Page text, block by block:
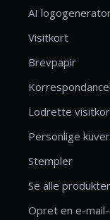
AI
Visitkort
Brevpapir
Lodrette
Personlige
Stempler
Se alle produkter
Opret en e-